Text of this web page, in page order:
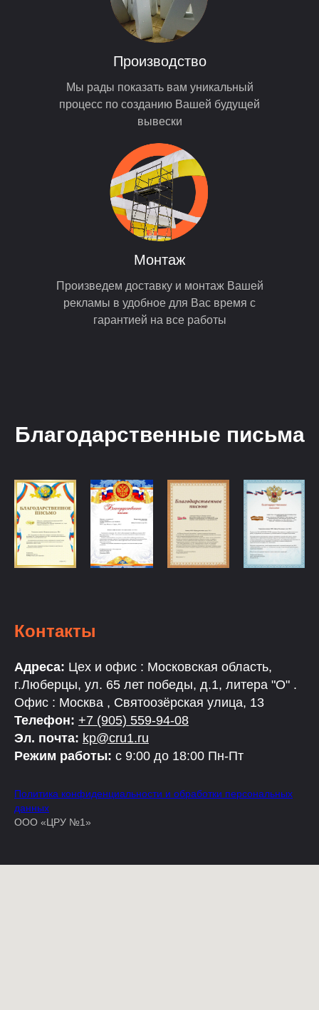
Мы рады показать вам уникальный
процесс по созданию Вашей будущей
вывески
Производство
Произведем доставку и монтаж Вашей
рекламы в удобное для Вас время с
гарантией на все работы
Монтаж
Благодарственные письма
Контакты
Адреса: Цех и офис : Московская область,
г.Люберцы, ул. 65 лет победы, д.1, литера "О" .
Офис : Москва , Святоозёрская улица, 13
Телефон: +7 (905) 559-94-08
Эл. почта: kp@cru1.ru
Режим работы: с 9:00 до 18:00 Пн-Пт
Политика конфиденциальности и обработки персональных
данных
ООО «ЦРУ №1»